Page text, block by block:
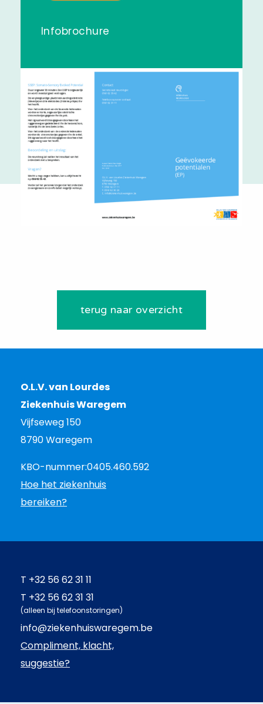
Infobrochure
terug naar overzicht
O.L.V. van Lourdes
Ziekenhuis Waregem
Vijfseweg 150
8790 Waregem
KBO-nummer:0405.460.592
Hoe het ziekenhuis
bereiken?
T +32 56 62 31 11
T +32 56 62 31 31
(alleen bij telefoonstoringen)
info@ziekenhuiswaregem.be
Compliment, klacht,
suggestie?